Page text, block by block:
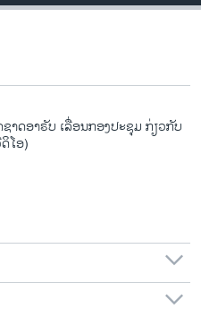
າດອາຣັບ ເລື່ອນກອງປະຊຸມ ກ່ຽວກັບ
ໂອ)